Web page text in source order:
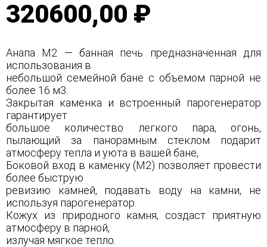
320600,00 ₽
Анапа М2 — банная печь предназначенная для
использования в
небольшой семейной бане с объемом парной не
более 16 м3.
Закрытая каменка и встроенный парогенератор
гарантирует
большое количество легкого пара, огонь,
пылающий за панорамным стеклом подарит
атмосферу тепла и уюта в вашей бане,
Боковой вход в каменку (М2) позволяет провести
более быструю
ревизию камней, подавать воду на камни, не
используя парогенератор.
Кожух из природного камня, создаст приятную
атмосферу в парной,
излучая мягкое тепло.